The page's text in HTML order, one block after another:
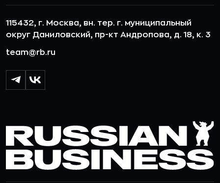
115432, г. Москва, вн. тер. г. муниципальный
округ Даниловский, пр-кт Андропова, д. 18, к. 3
team@rb.ru